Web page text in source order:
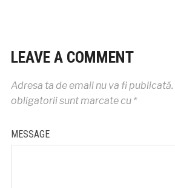
LEAVE A COMMENT
Adresa ta de email nu va fi publicată.
obligatorii sunt marcate cu *
MESSAGE